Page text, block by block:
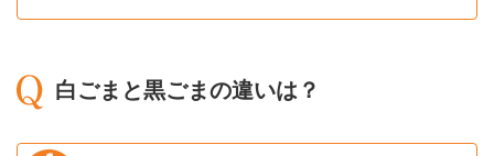
白ごまと黒ごまの違いは？